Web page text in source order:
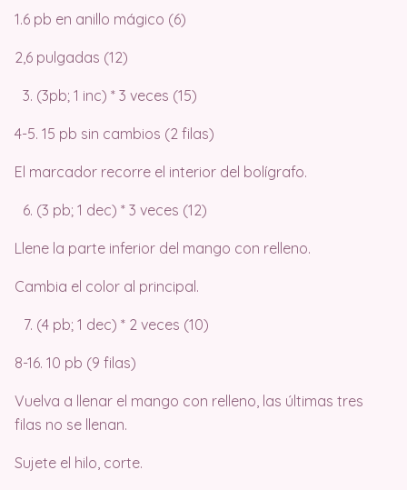
1.6 pb en anillo mágico (6)
2,6 pulgadas (12)
(3pb; 1 inc) * 3 veces (15)
4-5. 15 pb sin cambios (2 filas)
El marcador recorre el interior del bolígrafo.
(3 pb; 1 dec) * 3 veces (12)
Llene la parte inferior del mango con relleno.
Cambia el color al principal.
(4 pb; 1 dec) * 2 veces (10)
8-16. 10 pb (9 filas)
Vuelva a llenar el mango con relleno, las últimas tres
filas no se llenan.
Sujete el hilo, corte.